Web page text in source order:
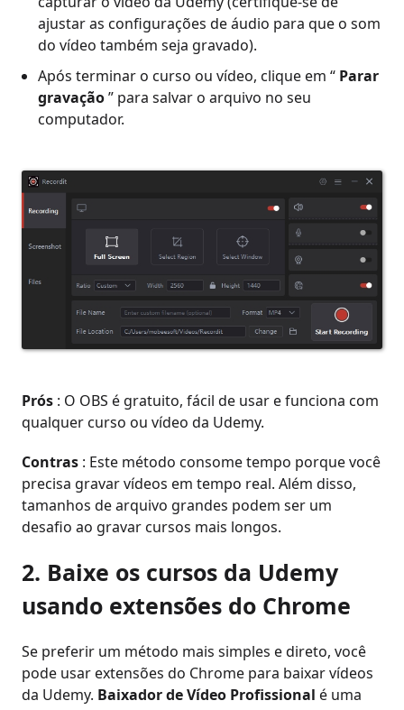
ajustar as configurações de áudio para que o som
do vídeo também seja gravado).
Após terminar o curso ou vídeo, clique em “ Parar
gravação” para salvar o arquivo no seu
computador.
Prós : O OBS é gratuito, fácil de usar e funciona com
qualquer curso ou vídeo da Udemy.
Contras : Este método consome tempo porque você
precisa gravar vídeos em tempo real. Além disso,
tamanhos de arquivo grandes podem ser um
desafio ao gravar cursos mais longos.
2. Baixe os cursos da Udemy
usando extensões do Chrome
Se preferir um método mais simples e direto, você
pode usar extensões do Chrome para baixar vídeos
da Udemy. Baixador de Vídeo Profissional é uma